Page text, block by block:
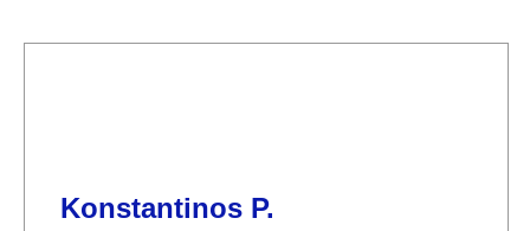
Konstantinos P.